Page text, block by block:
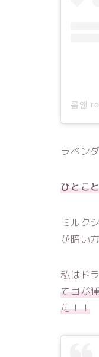
롬앤
ラベン
ひとこ
ミルク
が暗い
私はド
て目が
た！！